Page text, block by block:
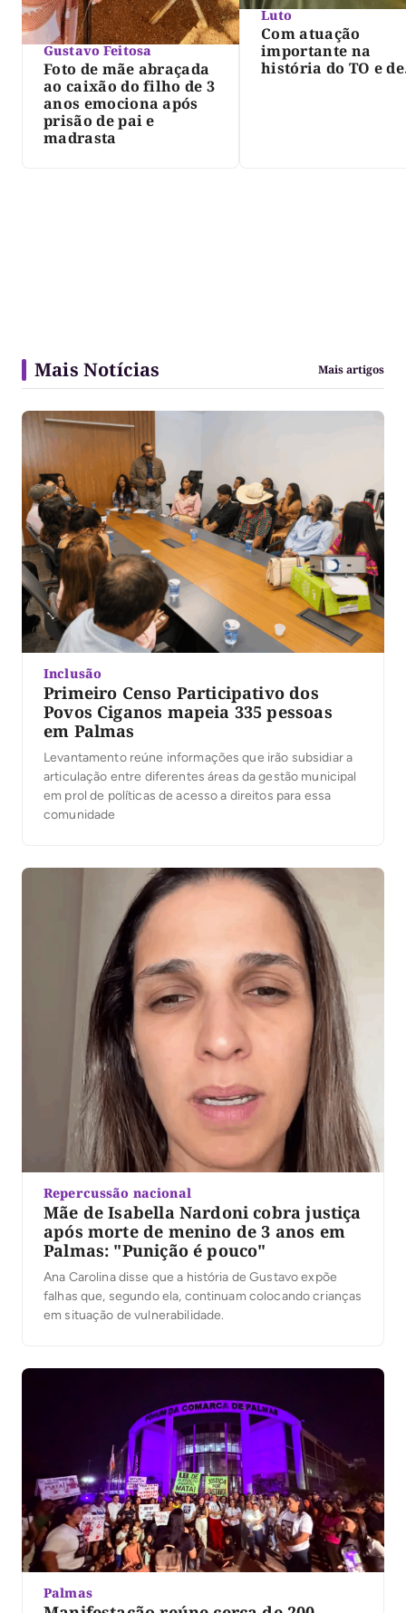
Gustavo Feitosa
Foto de mãe abraçada
ao caixão do filho de 3
anos emociona após
prisão de pai e
madrasta
Luto
Com atuação
importante na
história do TO e de
Mais Notícias Mais artigos
Inclusão
Primeiro Censo Participativo dos
Povos Ciganos mapeia 335 pessoas
em Palmas
Levantamento reúne informações que irão subsidiar a
articulação entre diferentes áreas da gestão municipal
em prol de políticas de acesso a direitos para essa
comunidade
Repercussão nacional
Mãe de Isabella Nardoni cobra justiça
após morte de menino de 3 anos em
Palmas: "Punição é pouco"
Ana Carolina disse que a história de Gustavo expõe
falhas que, segundo ela, continuam colocando crianças
em situação de vulnerabilidade.
Palmas